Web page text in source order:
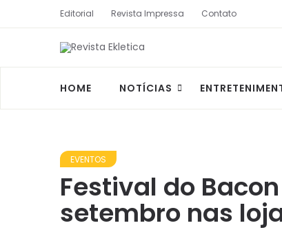
Editorial Revista Impressa Contato
HOME NOTÍCIAS
EVENTOS
Festival do
setembro nas